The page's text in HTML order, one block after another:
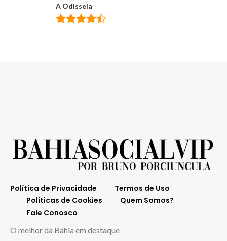
A Odisseia
Política de Privacidade
Termos de Uso
Políticas de Cookies
Quem Somos?
Fale Conosco
O melhor da Bahia em destaque